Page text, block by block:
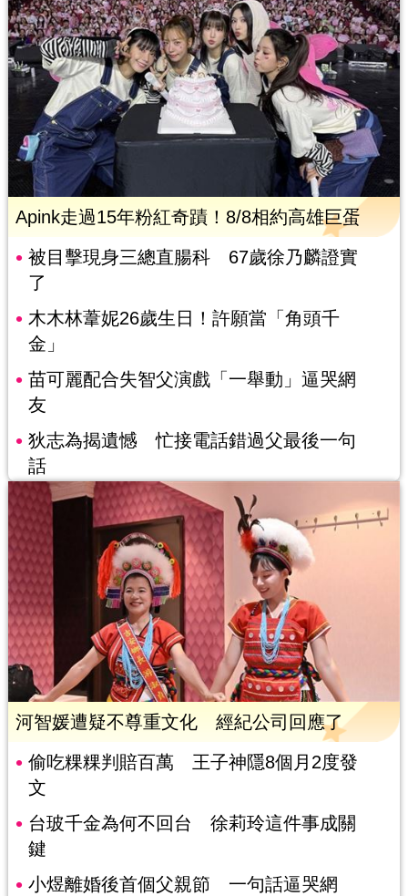
Apink走過15年粉紅奇蹟！8/8相約高雄巨蛋
被目擊現身三總直腸科 67歲徐乃麟證實
了
木木林葦妮26歲生日！許願當「角頭千
金」
苗可麗配合失智父演戲「一舉動」逼哭網
友
狄志為揭遺憾 忙接電話錯過父最後一句
話
河智媛遭疑不尊重文化 經紀公司回應了
偷吃粿粿判賠百萬 王子神隱8個月2度發
文
台玻千金為何不回台 徐莉玲這件事成關
鍵
小煜離婚後首個父親節 一句話逼哭網